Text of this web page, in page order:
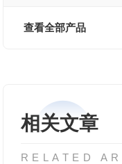
查看全部产品
相关文章
RELATED